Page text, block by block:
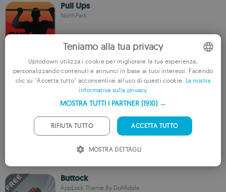
Pull Ups
NorthPark
Abdomen
AppLock Theme By DoMobile
Circuit Training Assistant
Riana
Buttock
AppLock Theme By DoMobile
ENGLISH
PORTUGUESE
Teniamo alla tua privacy
Uptodown utilizza i cookie per migliorare la tua esperienza,
personalizzando contenuti e annunci in base ai tuoi interessi. Facendo
clic su "Accetta tutto" acconsentirai all'uso di questi cookie. La nostra
informativa sulla privacy
MOSTRA TUTTI I PARTNER (1910) →
ACCETTA TUTTO
RIFIUTA TUTTO
MOSTRA DETTAGLI